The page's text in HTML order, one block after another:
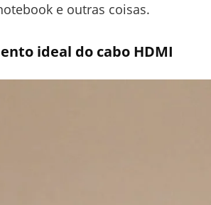
e outras coisas.
ideal do cabo HDMI